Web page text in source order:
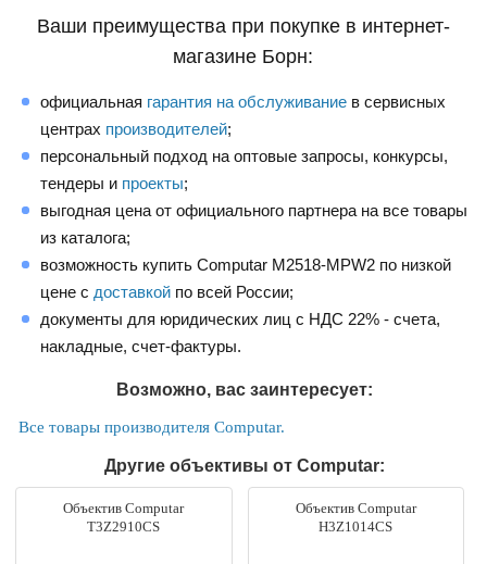
Ваши преимущества при покупке в интернет-
магазине Борн:
официальная гарантия на обслуживание в сервисных
центрах производителей;
персональный подход на оптовые запросы, конкурсы,
тендеры и проекты;
выгодная цена от официального партнера на все товары
из каталога;
возможность купить Computar M2518-MPW2 по низкой
цене с доставкой по всей России;
документы для юридических лиц с НДС 22% - счета,
накладные, счет-фактуры.
Возможно, вас заинтересует:
Все товары производителя Computar.
Другие объективы от Computar:
Объектив Computar
T3Z2910CS
Объектив Computar
H3Z1014CS